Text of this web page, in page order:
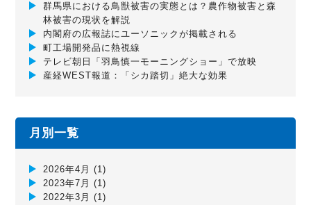
群馬県における鳥獣被害の実態とは？農作物被害と森
林被害の現状を解説
内閣府の広報誌にユーソニックが掲載される
町工場開発品に熱視線
テレビ朝日「羽鳥慎一モーニングショー」で放映
産経WEST報道：「シカ踏切」絶大な効果
月別一覧
2026年4月 (1)
2023年7月 (1)
2022年3月 (1)